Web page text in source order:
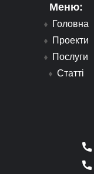
Меню:
Головна
Проекти
Послуги
Статті